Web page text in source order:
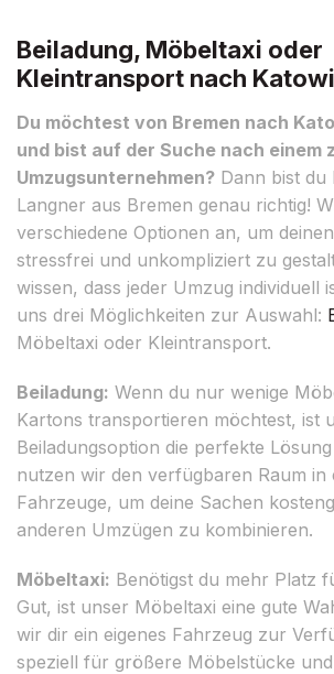
Beiladung, Möbeltaxi oder
Kleintransport nach
Du möchtest von Bremen nach
und bist auf der Suche nach einem
Umzugsunternehmen? Dann bist du
Langner aus Bremen genau richtig!
verschiedene Optionen an, um
stressfrei und unkompliziert zu
wissen, dass jeder Umzug individuell
uns drei Möglichkeiten zur Auswahl:
Möbeltaxi oder Kleintransport.
Beiladung: Wenn du nur wenige
Kartons transportieren möchtest, ist
Beiladungsoption die perfekte
nutzen wir den verfügbaren Raum in
Fahrzeuge, um deine Sachen
anderen Umzügen zu kombinieren.
Möbeltaxi: Benötigst du mehr Platz
Gut, ist unser Möbeltaxi eine gute
wir dir ein eigenes Fahrzeug zur
speziell für größere Möbelstücke